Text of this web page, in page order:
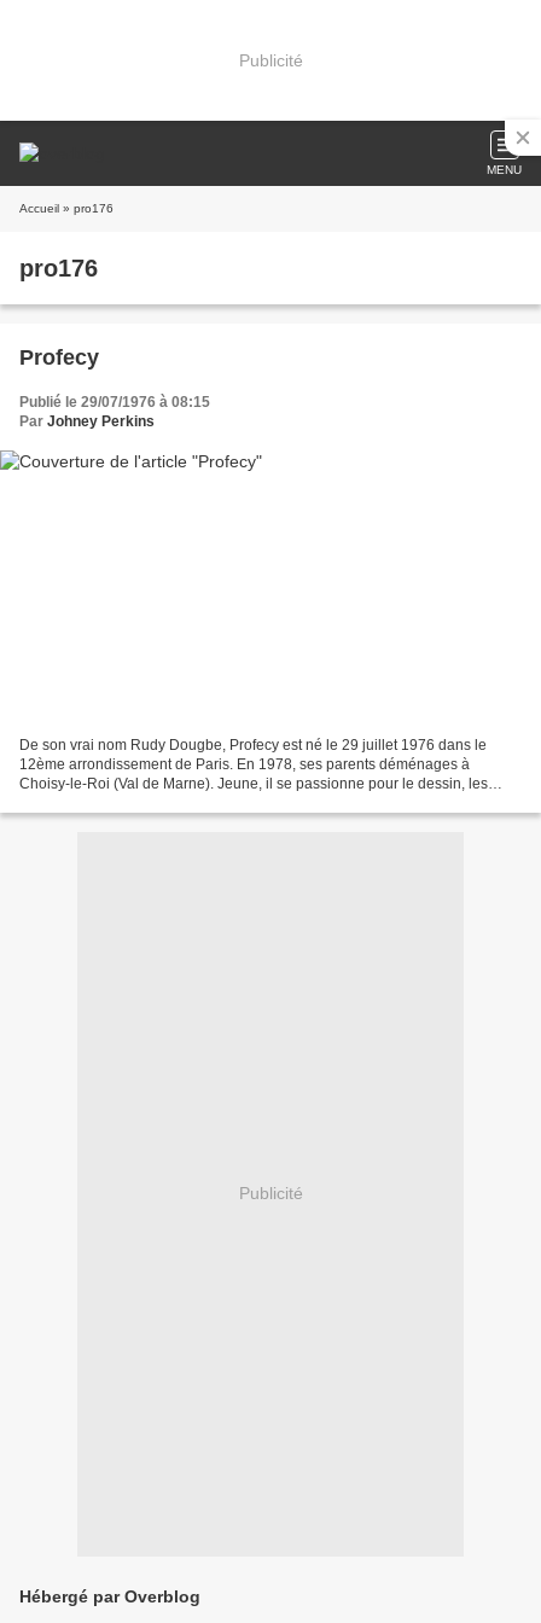
Publicité
MENU
Accueil » pro176
pro176
Profecy
Publié le 29/07/1976 à 08:15
Par Johney Perkins
De son vrai nom Rudy Dougbe, Profecy est né le 29 juillet 1976 dans le
12ème arrondissement de Paris. En 1978, ses parents déménages à
Choisy-le-Roi (Val de Marne). Jeune, il se passionne pour le dessin, les
Publicité
Hébergé par Overblog